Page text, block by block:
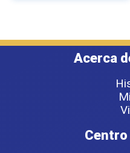
Acerca
Centro